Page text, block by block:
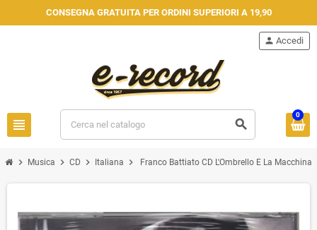
CONSEGNA GRATUITA PER ORDINI SUPERIORI A 19,90
view_headline search
person Accedi
0
chevron_right Musica chevron_right CD chevron_right Italiana chevron_right Franco Battiato CD L'Ombrello E La Macchina